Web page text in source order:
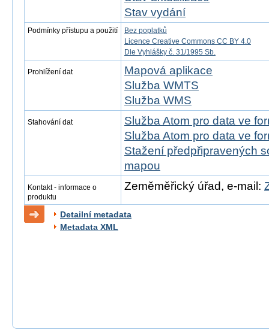
Stav vydání
Podmínky přístupu a použití
Bez poplatků
Licence Creative Commons CC BY 4.0
Dle Vyhlášky č. 31/1995 Sb.
Prohlížení dat
Mapová aplikace
Služba WMTS
Služba WMS
Stahování dat
Služba Atom pro data ve
Služba Atom pro data ve
Stažení předpřipravených
mapou
Kontakt - informace o
produktu
Zeměměřický úřad, e-mail:
Detailní metadata
Metadata XML